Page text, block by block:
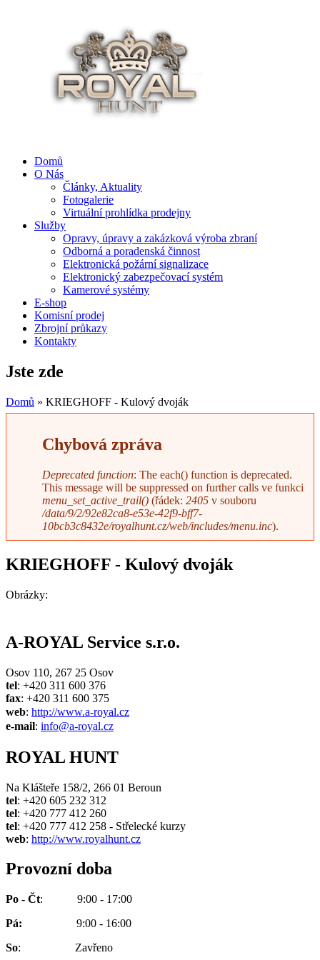
Domů
O Nás
Články, Aktuality
Fotogalerie
Virtuální prohlídka prodejny
Služby
Opravy, úpravy a zakázková výroba zbraní
Odborná a poradenská činnost
Elektronická požární signalizace
Elektronický zabezpečovací systém
Kamerové systémy
E-shop
Komisní prodej
Zbrojní průkazy
Kontakty
Jste zde
Domů » KRIEGHOFF - Kulový dvoják
Chybová zpráva
Deprecated function: The each() function is deprecated.
This message will be suppressed on further calls ve funkci
menu_set_active_trail() (řádek: 2405 v souboru
/data/9/2/92e82ca8-e53e-42f9-bff7-
10bcb3c8432e/royalhunt.cz/web/includes/menu.inc).
KRIEGHOFF - Kulový dvoják
Obrázky:
A-ROYAL Service s.r.o.
Osov 110, 267 25 Osov
tel: +420 311 600 376
fax: +420 311 600 375
web: http://www.a-royal.cz
e-mail: info@a-royal.cz
ROYAL HUNT
Na Klášteře 158/2, 266 01 Beroun
tel: +420 605 232 312
tel: +420 777 412 260
tel: +420 777 412 258 - Střelecké kurzy
web: http://www.royalhunt.cz
Provozní doba
Po - Čt: 9:00 - 17:00
Pá: 9:00 - 16:00
So: Zavřeno